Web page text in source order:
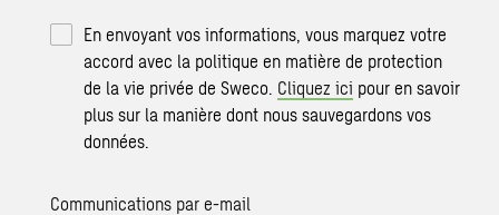
En envoyant vos informations, vous marquez votre
accord avec la politique en matière de protection
de la vie privée de Sweco. Cliquez ici pour en savoir
plus sur la manière dont nous sauvegardons vos
données.
Communications par e-mail